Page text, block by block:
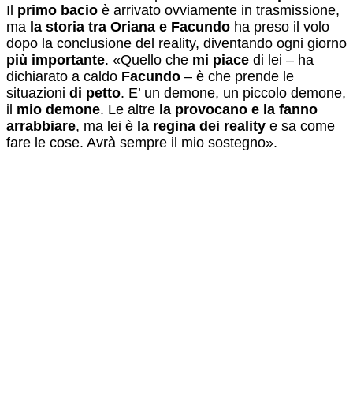
Il primo bacio è arrivato ovviamente in trasmissione,
ma la storia tra Oriana e Facundo ha preso il volo
dopo la conclusione del reality, diventando ogni giorno
più importante. «Quello che mi piace di lei – ha
dichiarato a caldo Facundo – è che prende le
situazioni di petto. E’ un demone, un piccolo demone,
il mio demone. Le altre la provocano e la fanno
arrabbiare, ma lei è la regina dei reality e sa come
fare le cose. Avrà sempre il mio sostegno».